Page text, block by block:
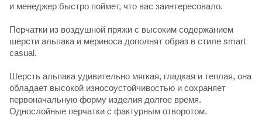
и менеджер быстро поймет, что вас заинтересовало.
Перчатки из воздушной пряжи с высоким содержанием
шерсти альпака и мериноса дополнят образ в стиле smart
casual.
Шерсть альпака удивительно мягкая, гладкая и теплая, она
обладает высокой износоустойчивостью и сохраняет
первоначальную форму изделия долгое время.
Однослойные перчатки с фактурным отворотом.